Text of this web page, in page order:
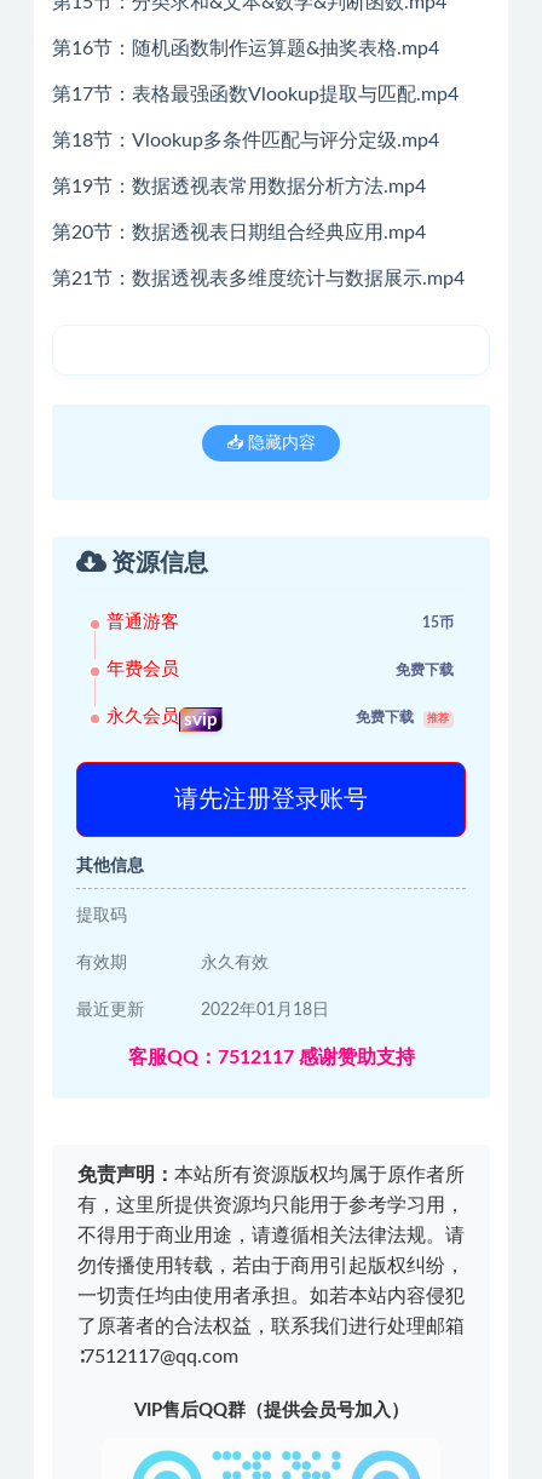
第16节：随机函数制作运算题&抽奖表格.mp4
第17节：表格最强函数Vlookup提取与匹配.mp4
第18节：Vlookup多条件匹配与评分定级.mp4
第19节：数据透视表常用数据分析方法.mp4
第20节：数据透视表日期组合经典应用.mp4
第21节：数据透视表多维度统计与数据展示.mp4
📥 隐藏内容
资源信息
普通游客 15币
年费会员 免费下载
永久会员 svip 免费下载 推荐
请先注册登录账号
其他信息
提取码
有效期 永久有效
最近更新 2022年01月18日
客服QQ：7512117 感谢赞助支持
免责声明： 本站所有资源版权均属于原作者所
有，这里所提供资源均只能用于参考学习用，
不得用于商业用途，请遵循相关法律法规。请
勿传播使用转载，若由于商用引起版权纠纷，
一切责任均由使用者承担。如若本站内容侵犯
了原著者的合法权益，联系我们进行处理邮箱
∶7512117@qq.com
VIP售后QQ群（提供会员号加入）